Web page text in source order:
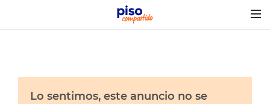
Lo sentimos, este anuncio no se